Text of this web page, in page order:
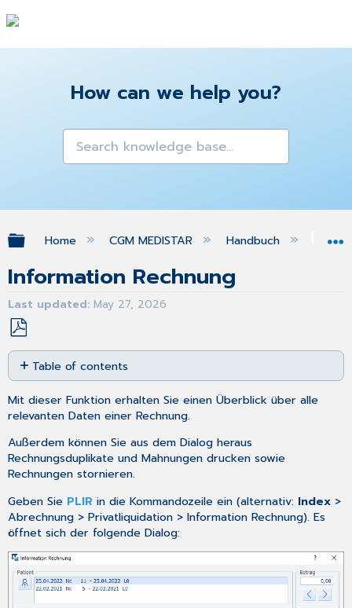
How can we help you?
Expand/collapse global hierarchy
Home CGM MEDISTAR Handbuch
Information Rechnung
Last updated May 27, 2026
Save
as
PDF
Table of contents
stornierter
Rechnungen
Mahnstatus
bearbeiten
Zahlungen
Mahnung
drucken
Mit dieser Funktion erhalten Sie einen Überblick über alle
relevanten Daten einer Rechnung.
Außerdem können Sie aus dem Dialog heraus
Rechnungsduplikate und Mahnungen drucken sowie
Rechnungen stornieren.
Geben Sie PLIR in die Kommandozeile ein (alternativ: Index >
Abrechnung > Privatliquidation > Information Rechnung). Es
öffnet sich der folgende Dialog: